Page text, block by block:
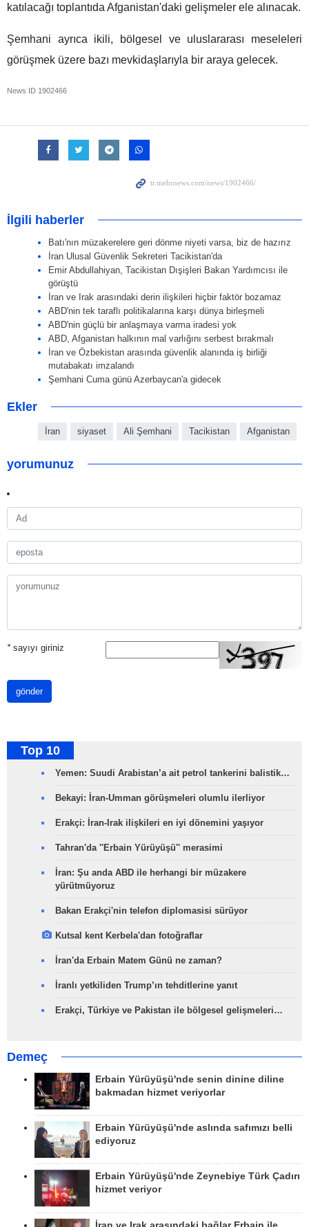
katılacağı toplantıda Afganistan'daki gelişmeler ele alınacak.
Şemhani ayrıca ikili, bölgesel ve uluslararası meseleleri
görüşmek üzere bazı mevkidaşlarıyla bir araya gelecek.
News ID 1902466
İlgili haberler
Batı'nın müzakerelere geri dönme niyeti varsa, biz de hazırız
İran Ulusal Güvenlik Sekreteri Tacikistan'da
Emir Abdullahiyan, Tacikistan Dışişleri Bakan Yardımcısı ile
görüştü
İran ve Irak arasındaki derin ilişkileri hiçbir faktör bozamaz
ABD'nin tek taraflı politikalarına karşı dünya birleşmeli
ABD'nin güçlü bir anlaşmaya varma iradesi yok
ABD, Afganistan halkının mal varlığını serbest bırakmalı
İran ve Özbekistan arasında güvenlik alanında iş birliği
mutabakatı imzalandı
Şemhani Cuma günü Azerbaycan'a gidecek
Ekler
İran siyaset Ali Şemhani Tacikistan Afganistan
yorumunuz
*sayıyı giriniz
gönder
Top 10
Yemen: Suudi Arabistan’a ait petrol tankerini balistik…
Bekayi: İran-Umman görüşmeleri olumlu ilerliyor
Erakçi: İran-Irak ilişkileri en iyi dönemini yaşıyor
Tahran'da ''Erbain Yürüyüşü'' merasimi
İran: Şu anda ABD ile herhangi bir müzakere
yürütmüyoruz
Bakan Erakçi'nin telefon diplomasisi sürüyor
Kutsal kent Kerbela'dan fotoğraflar
İran'da Erbain Matem Günü ne zaman?
İranlı yetkiliden Trump’ın tehditlerine yanıt
Erakçi, Türkiye ve Pakistan ile bölgesel gelişmeleri…
Demeç
Erbain Yürüyüşü'nde senin dinine diline
bakmadan hizmet veriyorlar
Erbain Yürüyüşü'nde aslında safımızı belli
ediyoruz
Erbain Yürüyüşü'nde Zeynebiye Türk Çadırı
hizmet veriyor